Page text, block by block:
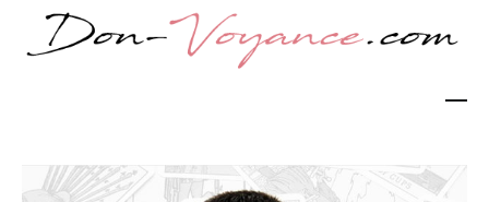
contenu